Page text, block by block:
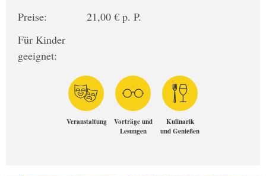
Preise:
21,00 € p. P.
Für Kinder
geeignet:
Veranstaltung
Vorträge und
Lesungen
Kulinarik
und Genießen